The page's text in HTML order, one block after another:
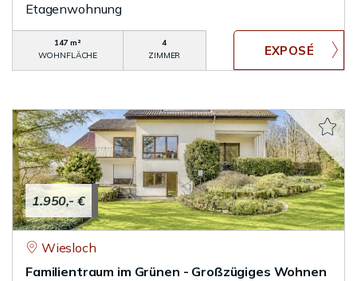
Etagenwohnung
147 m²
WOHNFLÄCHE
4
ZIMMER
1.950,- €
Wiesloch
Familientraum im Grünen - Großzügiges Wohnen